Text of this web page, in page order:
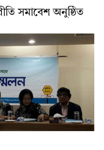
সমাবেশ অনুষ্ঠিত